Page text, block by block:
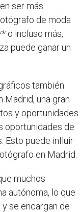
ser más
de moda
o incluso más,
puede ganar un
también
Madrid, una gran
y oportunidades
oportunidades de
Esto puede influir
en Madrid.
muchos
autónoma, lo que
se encargan de